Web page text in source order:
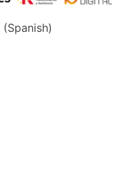
(Spanish)